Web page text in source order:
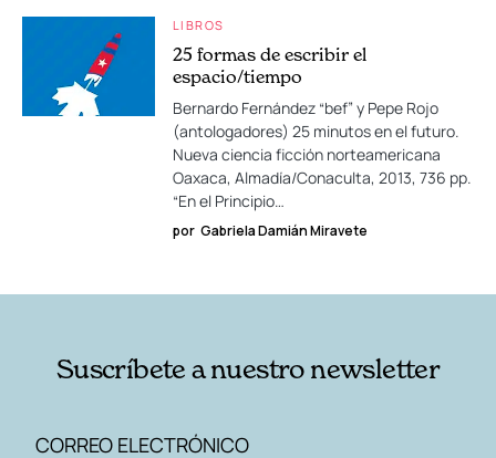
LIBROS
25 formas de escribir el
espacio/tiempo
Bernardo Fernández “bef” y Pepe Rojo
(antologadores) 25 minutos en el futuro.
Nueva ciencia ficción norteamericana
Oaxaca, Almadía/Conaculta, 2013, 736 pp.
“En el Principio…
por Gabriela Damián Miravete
Suscríbete a nuestro newsletter